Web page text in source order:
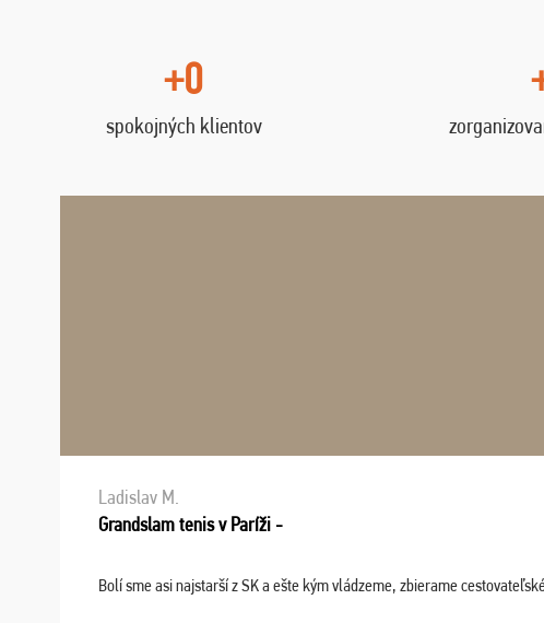
+0
spokojných klientov
Ladislav M.
Grandslam tenis v Paríži -
Bolí sme asi najstarší z SK a ešte kým vládzeme, zbierame